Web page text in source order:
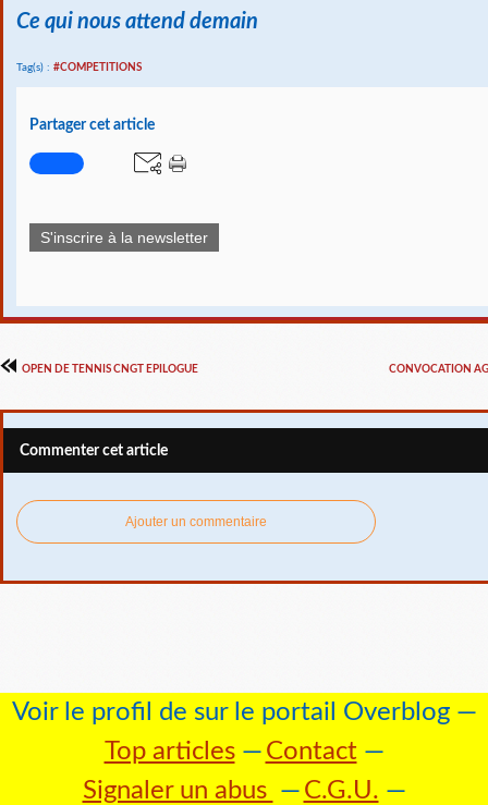
Ce qui nous attend demain
Tag(s) : #COMPETITIONS
Partager cet article
S'inscrire à la newsletter
OPEN DE TENNIS CNGT EPILOGUE CONVOCATION
Commenter cet article
Ajouter un commentaire
Voir le profil de sur le portail Overblog
Top articles
Contact
Signaler un abus
C.G.U.